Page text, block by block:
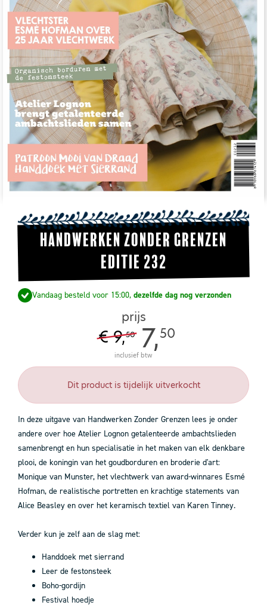
Handwerken Zonder Grenzen
editie 232
Vandaag besteld voor 15:00, dezelfde dag nog verzonden
prijs
€ 9,50 7,50
inclusief btw
Dit product is tijdelijk uitverkocht
In deze uitgave van Handwerken Zonder Grenzen lees je onder
andere over hoe Atelier Lognon getalenteerde ambachtslieden
samenbrengt en hun specialisatie in het maken van elk denkbare
plooi, de koningin van het goudborduren en broderie d'art:
Monique van Munster, het vlechtwerk van award-winnares Esmé
Hofman, de realistische portretten en krachtige statements van
Alice Beasley en over het keramisch textiel van Karen Tinney.
Verder kun je zelf aan de slag met:
Handdoek met sierrand
Leer de festonsteek
Boho-gordijn
Festival hoedje